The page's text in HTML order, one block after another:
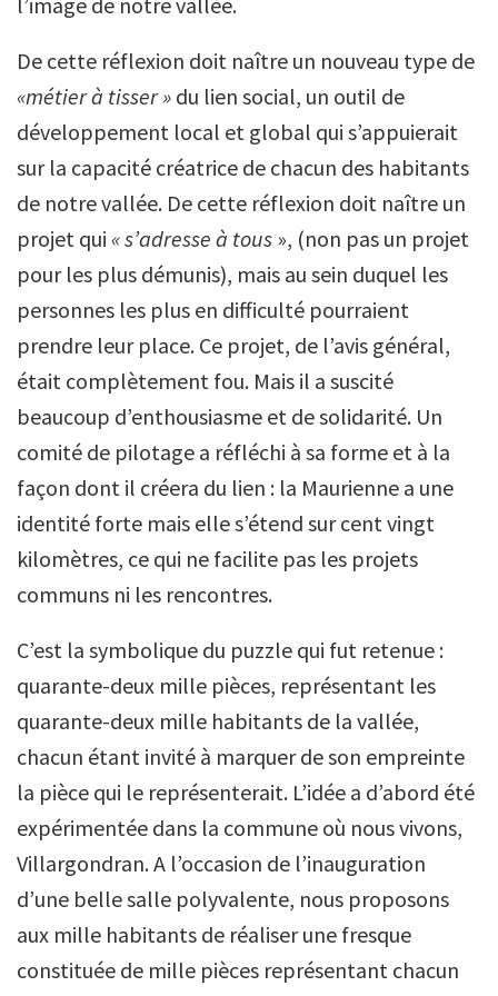
De cette réflexion doit naître un nouveau type de
«métier à tisser » du lien social, un outil de
développement local et global qui s’appuierait
sur la capacité créatrice de chacun des habitants
de notre vallée. De cette réflexion doit naître un
projet qui « s’adresse à tous », (non pas un projet
pour les plus démunis), mais au sein duquel les
personnes les plus en difficulté pourraient
prendre leur place. Ce projet, de l’avis général,
était complètement fou. Mais il a suscité
beaucoup d’enthousiasme et de solidarité. Un
comité de pilotage a réfléchi à sa forme et à la
façon dont il créera du lien : la Maurienne a une
identité forte mais elle s’étend sur cent vingt
kilomètres, ce qui ne facilite pas les projets
communs ni les rencontres.
C’est la symbolique du puzzle qui fut retenue :
quarante-deux mille pièces, représentant les
quarante-deux mille habitants de la vallée,
chacun étant invité à marquer de son empreinte
la pièce qui le représenterait. L’idée a d’abord été
expérimentée dans la commune où nous vivons,
Villargondran. A l’occasion de l’inauguration
d’une belle salle polyvalente, nous proposons
aux mille habitants de réaliser une fresque
constituée de mille pièces représentant chacun